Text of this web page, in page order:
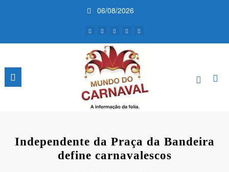
06/08/2026
Independente da Praça da Bandeira
define carnavalescos